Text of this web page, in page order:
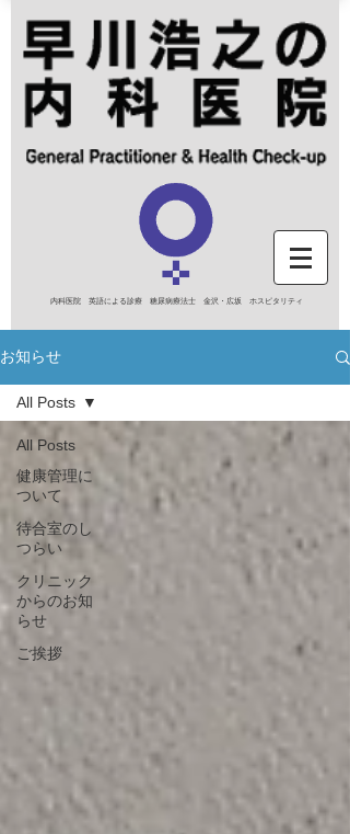
内科医院 英語による診療 糖尿病療法士 金沢・広坂 ホスピタリティ
お知らせ
All Posts
健康管理に
ついて
待合室のし
つらい
クリニック
からのお知
らせ
ご挨拶
All Posts